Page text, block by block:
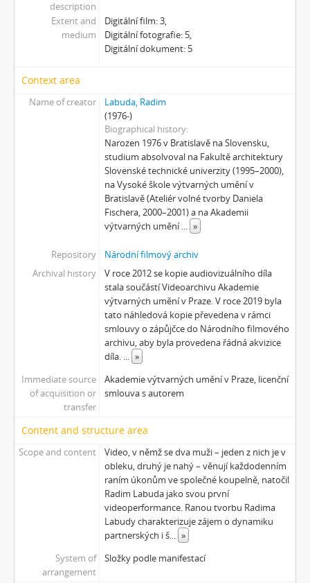
[Subseries] Wilsonova svatba
[Subseries] Džbány Franze Maxery v hospodě U Lojzy
[Subseries] Zkušebna v Argentinské
[Subseries] Hanibalova svatba
[Subseries] Psychodrama
[Subseries] Mumlava
[Subseries] Zívrovy Prachovské skály
[Subseries] Cesta
[Subseries] Braunův betlém
[Subseries] Javorovým dolem
[Subseries] Milada
[Subseries] Hřiště
[Subseries] Možná
[Subseries] 28 stotín Synagógy
[Subseries] Z lásky
[Subseries] Parkovací smyčka
[Subseries] Otevřeno zavřeno otevřeno zavřeno...
[Subseries] Klatov
[Subseries] Jizvy, jiskry, jistoty
[Subseries] Země, světlo, vzduch
[Subseries] Painting
[Subseries] Malování do vzduchu
[Subseries] Slovo
[Subseries] Grafika podzimu
[Subseries] Yes No Yes
[Subseries] Zrcadlo času
[Subseries] Píseň hlemýžďů jdoucích na pohřeb
[Subseries] Abstraktní animace ze 60. let
[Subseries] Barvy
[Subseries] Flare up
[Subseries] Pinup
description
Extent and
medium
Digitální film: 3,
Digitální fotografie: 5,
Digitální dokument: 5
Context area
Name of creator
Labuda, Radim
(1976-)
Biographical history
Narozen 1976 v Bratislavě na Slovensku,
studium absolvoval na Fakultě architektury
Slovenské technické univerzity (1995–2000),
na Vysoké škole výtvarných umění v
Bratislavě (Ateliér volné tvorby Daniela
Fischera, 2000–2001) a na Akademii
výtvarných umění... »
Repository
Národní filmový archiv
Archival history
V roce 2012 se kopie audiovizuálního díla
stala součástí Videoarchivu Akademie
výtvarných umění v Praze. V roce 2019 byla
tato náhledová kopie převedena v rámci
smlouvy o zápůjčce do Národního filmového
archivu, aby byla provedena řádná akvizice
díla. ... »
Immediate source
of acquisition or
transfer
Akademie výtvarných umění v Praze, licenční
smlouva s autorem
Content and structure area
Scope and content
Video, v němž se dva muži – jeden z nich je v
obleku, druhý je nahý – věnují každodenním
raním úkonům ve společné koupelně, natočil
Radim Labuda jako svou první
videoperformance. Ranou tvorbu Radima
Labudy charakterizuje zájem o dynamiku
partnerských i š... »
System of
arrangement
Složky podle manifestací